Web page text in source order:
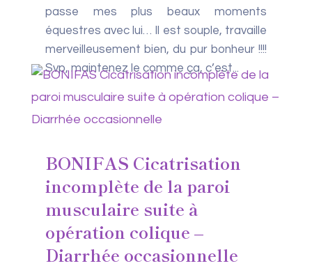
passe mes plus beaux moments
équestres avec lui… Il est souple, travaille
merveilleusement bien, du pur bonheur !!!!
Svp, maintenez le comme ça, c’est...
BONIFAS Cicatrisation
incomplète de la paroi
musculaire suite à
opération colique –
Diarrhée occasionnelle